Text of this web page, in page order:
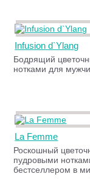
Infusion d`Ylang
Бодрящий
нотками для
La Femme
Роскошный
пудровыми
бестселлером в